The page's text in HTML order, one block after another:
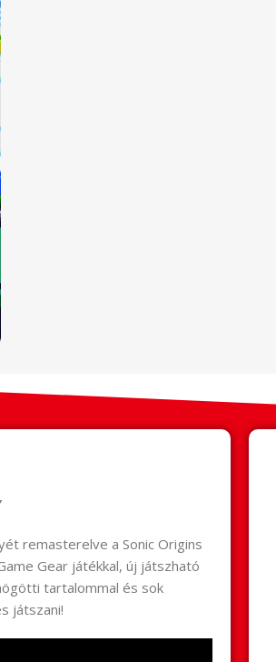
remasterelve a Sonic Origins
Gear játékkal, új játszható
tartalommal és sok
játszani!